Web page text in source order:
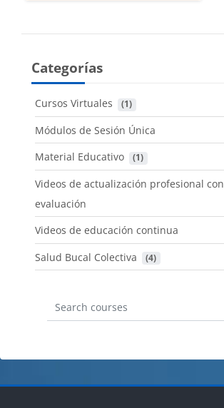
Categorías
Cursos Virtuales (1)
Módulos de Sesión Única
Material Educativo
(1)
Videos de actualización profesional con
evaluación
Videos de educación continua
Salud Bucal Colectiva
(4)
Search courses